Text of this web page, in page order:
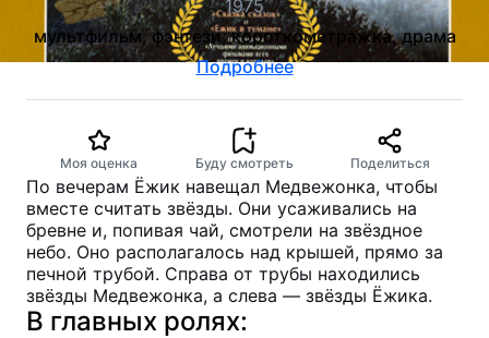
1975
мультфильм, фэнтези, короткометражка, драма
Подробнее
Моя оценка Буду смотреть Поделиться
По вечерам Ёжик навещал Медвежонка, чтобы
вместе считать звёзды. Они усаживались на
бревне и, попивая чай, смотрели на звёздное
небо. Оно располагалось над крышей, прямо за
печной трубой. Справа от трубы находились
звёзды Медвежонка, а слева — звёзды Ёжика.
В главных ролях: